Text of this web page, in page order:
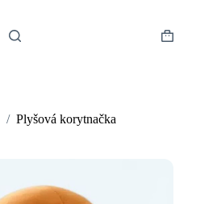
Shopping
/ Plyšová korytnačka